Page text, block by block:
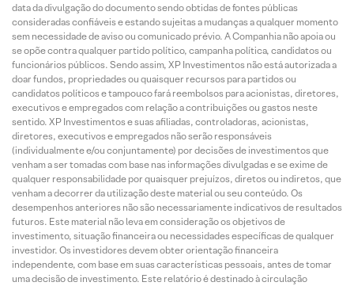
data da divulgação do documento sendo obtidas de fontes públicas
consideradas confiáveis e estando sujeitas a mudanças a qualquer momento
sem necessidade de aviso ou comunicado prévio. A Companhia não apoia ou
se opõe contra qualquer partido político, campanha política, candidatos ou
funcionários públicos. Sendo assim, XP Investimentos não está autorizada a
doar fundos, propriedades ou quaisquer recursos para partidos ou
candidatos políticos e tampouco fará reembolsos para acionistas, diretores,
executivos e empregados com relação a contribuições ou gastos neste
sentido. XP Investimentos e suas afiliadas, controladoras, acionistas,
diretores, executivos e empregados não serão responsáveis
(individualmente e/ou conjuntamente) por decisões de investimentos que
venham a ser tomadas com base nas informações divulgadas e se exime de
qualquer responsabilidade por quaisquer prejuízos, diretos ou indiretos, que
venham a decorrer da utilização deste material ou seu conteúdo. Os
desempenhos anteriores não são necessariamente indicativos de resultados
futuros. Este material não leva em consideração os objetivos de
investimento, situação financeira ou necessidades específicas de qualquer
investidor. Os investidores devem obter orientação financeira
independente, com base em suas características pessoais, antes de tomar
uma decisão de investimento. Este relatório é destinado à circulação